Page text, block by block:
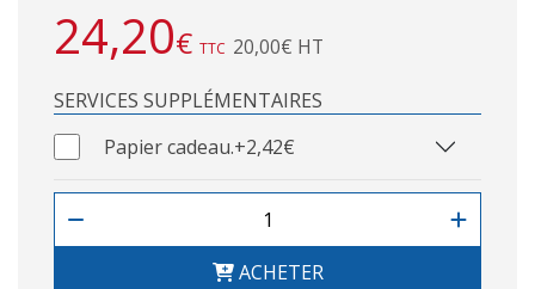
24,20€ TTC 20,00€ HT
SERVICES SUPPLÉMENTAIRES
Papier cadeau.+2,42€
ACHETER